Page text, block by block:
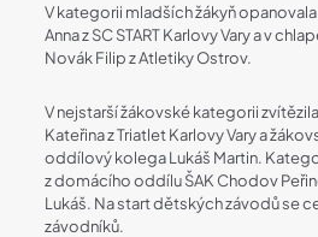
V kategorii mladších žákyň
Anna z SC START Karlovy Vary a v
Novák Filip z Atletiky Ostrov.
V nejstarší žákovské kategorii
Kateřina z Triatlet Karlovy Vary a
oddílový kolega Lukáš Martin.
z domácího oddílu ŠAK Chodov
Lukáš. Na start dětských závodů se
závodníků.